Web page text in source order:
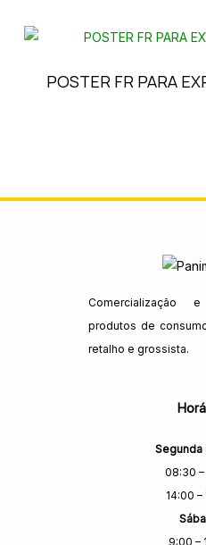
POSTER FR PARA
Comercialização
produtos de
retalho e grossista.
Segunda
08:30 –
14:00 –
9:00 –